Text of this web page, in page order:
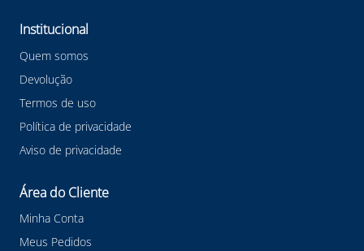
#protetorsolarmarvaro #marvaro
Institucional
Quem somos
Devolução
Termos de uso
Política de privacidade
Aviso de privacidade
Área do Cliente
Minha Conta
Meus Pedidos